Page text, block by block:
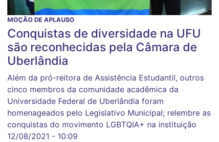
MOÇÃO DE APLAUSO
Conquistas de diversidade na UFU
são reconhecidas pela Câmara de
Uberlândia
Além da pró-reitora de Assistência Estudantil, outros
cinco membros da comunidade acadêmica da
Universidade Federal de Uberlândia foram
homenageados pelo Legislativo Municipal; relembre as
conquistas do movimento LGBTQIA+ na instituição
12/08/2021 - 10:09